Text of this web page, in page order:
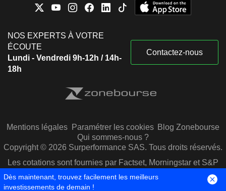
NOS EXPERTS À VOTRE
ÉCOUTE
Lundi - Vendredi 9h-12h / 14h-
18h
Contactez-nous
Mentions légales Paramétrer les cookies Blog Zonebourse
Qui sommes-nous ?
Copyright © 2026 Surperformance SAS. Tous droits réservés.
Les cotations sont fournies par Factset, Morningstar et S&P
Capital IQ
Dès maintenant, trouvez facilement les meilleurs
investissements de demain !